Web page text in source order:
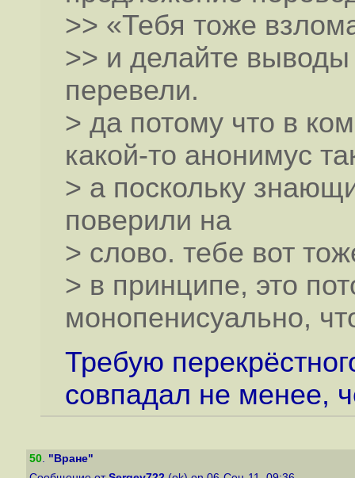
>> «Тебя тоже
>> и делайте
перевели.
> да потому что в
какой-то анонимус
> а поскольку
поверили на
> слово. тебе вот
> в принципе, это
монопенисуально,
Требую
совпадал не менее,
50. "Вране"